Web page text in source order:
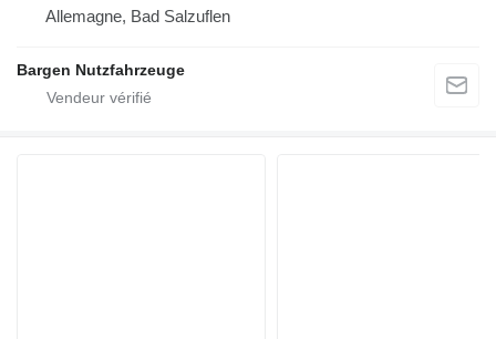
Allemagne, Bad Salzuflen
Bargen Nutzfahrzeuge